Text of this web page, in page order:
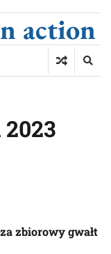
action
zbiorowy gwałt